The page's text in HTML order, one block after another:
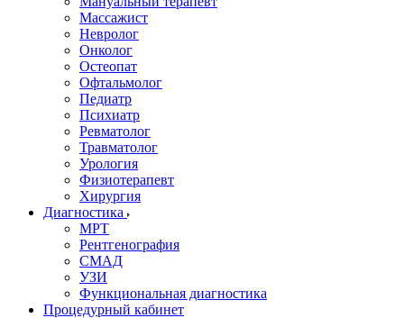
Массажист
Невролог
Онколог
Остеопат
Офтальмолог
Педиатр
Психиатр
Ревматолог
Травматолог
Урология
Физиотерапевт
Хирургия
Диагностика
МРТ
Рентгенография
СМАД
УЗИ
Функциональная диагностика
Процедурный кабинет